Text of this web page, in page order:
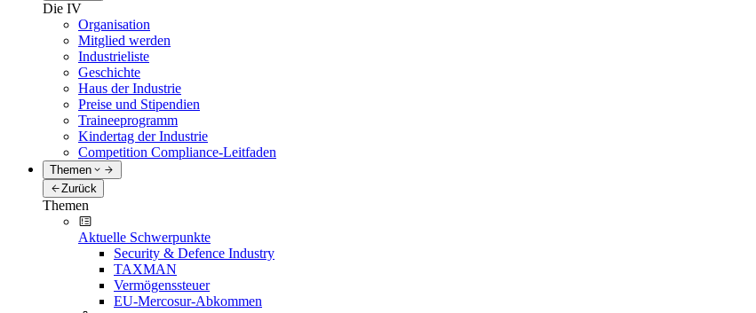
Die IV
Organisation
Mitglied werden
Industrieliste
Geschichte
Haus der Industrie
Preise und Stipendien
Traineeprogramm
Kindertag der Industrie
Competition Compliance-Leitfaden
Themen
Zurück
Themen
Aktuelle Schwerpunkte
Security & Defence Industry
TAXMAN
Vermögenssteuer
EU-Mercosur-Abkommen